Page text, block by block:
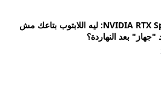
زلزال NVIDIA RTX Spark: ليه اللابتوب بتاعك مش
بعد النهاردة؟